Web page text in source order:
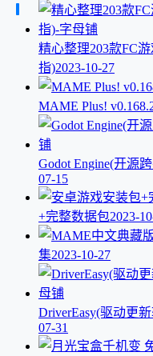
精心整理203款FC
指)2023-10-27
MAME Plus!
Godot Engine(开源
07-15
+完整数据包2023-
集2023-10-27
DriverEasy(驱动更
07-31